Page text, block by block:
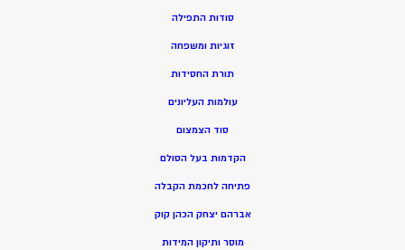
סודות התפילה
זוגיות ומשפחה
תורת החסידות
עולמות העליונים
סוד הצמצום
הקדמות בעל הסולם
פתיחה לחכמת הקבלה
אברהם יצחק הכהן קוק
מוסר ותיקון המידות